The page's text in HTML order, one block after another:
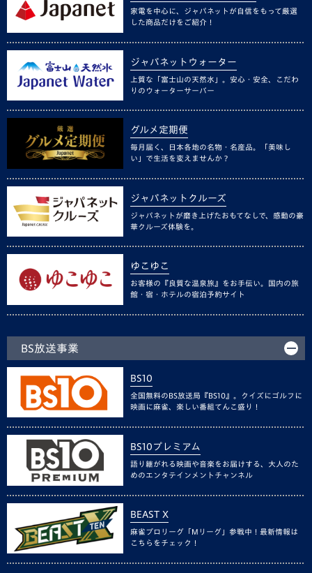
家電を中心に、ジャパネットが自信をもって厳選
した商品だけをご紹介！
ジャパネットウォーター
上質な「富士山の天然水」。安心・安全、こだわ
りのウォーターサーバー
グルメ定期便
毎月届く、日本各地の名物・名産品。「美味し
い」で生活を変えませんか？
ジャパネットクルーズ
ジャパネットが磨き上げたおもてなしで、感動の豪
華クルーズ体験を。
ゆこゆこ
お客様の『良質な温泉旅』をお手伝い。国内の旅
館・宿・ホテルの宿泊予約サイト
BS放送事業
BS10
全国無料のBS放送局『BS10』。クイズにゴルフに
映画に麻雀、楽しい番組てんこ盛り！
BS10プレミアム
語り継がれる映画や音楽をお届けする、大人のた
めのエンタテインメントチャンネル
BEAST X
麻雀プロリーグ「Mリーグ」参戦中！最新情報は
こちらをチェック！